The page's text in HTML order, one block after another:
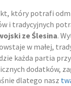
który potrafi
i tradycyjnych
ze Ślesina.
w małej,
każda partia
dodatków,
dlatego nasz